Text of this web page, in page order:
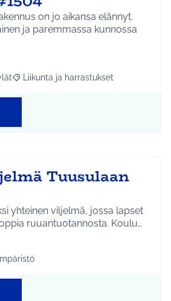
on jo aikansa elännyt.
ja paremmassa kunnossa
mukaan: Etelä-Tuusulan kylät
Rajaa tulokset teeman mukaan:
Liikunta ja harrastukset
Tuusulaan
yhteinen viljelmä, jossa lapset
ruuantuotannosta. Koulu…
mukaan: Koko Tuusula
tulokset teeman mukaan: Ympäristö